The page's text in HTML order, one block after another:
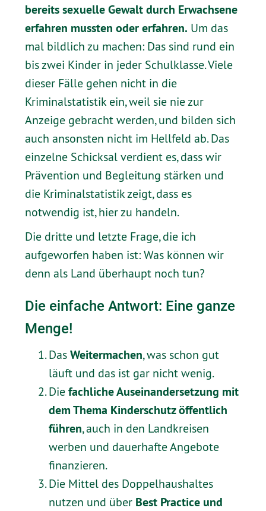
bereits sexuelle Gewalt durch Erwachsene
erfahren mussten oder erfahren. Um das
mal bildlich zu machen: Das sind rund ein
bis zwei Kinder in jeder Schulklasse. Viele
dieser Fälle gehen nicht in die
Kriminalstatistik ein, weil sie nie zur
Anzeige gebracht werden, und bilden sich
auch ansonsten nicht im Hellfeld ab. Das
einzelne Schicksal verdient es, dass wir
Prävention und Begleitung stärken und
die Kriminalstatistik zeigt, dass es
notwendig ist, hier zu handeln.
Die dritte und letzte Frage, die ich
aufgeworfen haben ist: Was können wir
denn als Land überhaupt noch tun?
Die einfache Antwort: Eine ganze
Menge!
DasWeitermachen, was schon gut
läuft und das ist gar nicht wenig.
Diefachliche Auseinandersetzung mit
dem Thema Kinderschutz öffentlich
führen, auch in den Landkreisen
werben und dauerhafte Angebote
finanzieren.
Die Mittel des Doppelhaushaltes
nutzen und über Best Practice und